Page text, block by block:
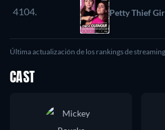
4104. Petty Thief
Última actualización de los rankings de
CAST